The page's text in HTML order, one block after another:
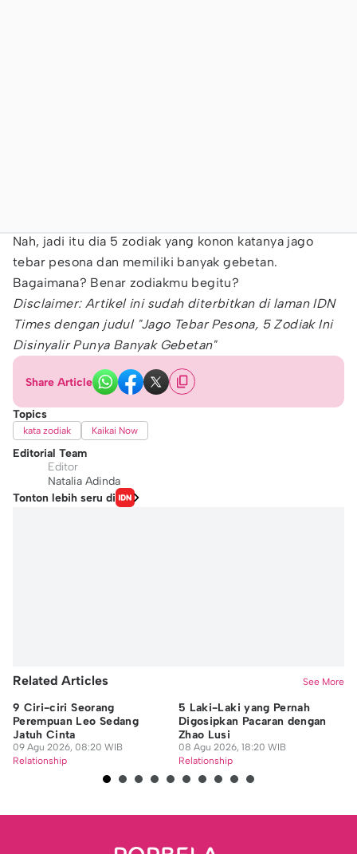
Nah, jadi itu dia 5 zodiak yang konon katanya jago
tebar pesona dan memiliki banyak gebetan.
Bagaimana? Benar zodiakmu begitu?
Disclaimer: Artikel ini sudah diterbitkan di laman IDN
Times dengan judul "Jago Tebar Pesona, 5 Zodiak Ini
Disinyalir Punya Banyak Gebetan"
Share Article
Topics
kata zodiak Kaikai Now
Editorial Team
Editor
Natalia Adinda
Tonton lebih seru di
Related Articles See More
9 Ciri-ciri Seorang
Perempuan Leo Sedang
Jatuh Cinta
09 Agu 2026, 08:20 WIB
Relationship
5 Laki-Laki yang Pernah
Digosipkan Pacaran dengan
Zhao Lusi
08 Agu 2026, 18:20 WIB
Relationship